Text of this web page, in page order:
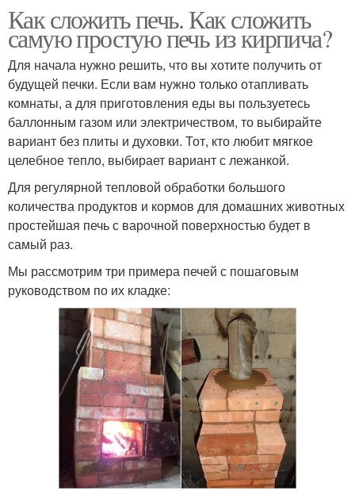
Как сложить печь. Как сложить
самую простую печь из кирпича?
Для начала нужно решить, что вы хотите получить от
будущей печки. Если вам нужно только отапливать
комнаты, а для приготовления еды вы пользуетесь
баллонным газом или электричеством, то выбирайте
вариант без плиты и духовки. Тот, кто любит мягкое
целебное тепло, выбирает вариант с лежанкой.
Для регулярной тепловой обработки большого
количества продуктов и кормов для домашних животных
простейшая печь с варочной поверхностью будет в
самый раз.
Мы рассмотрим три примера печей с пошаговым
руководством по их кладке: